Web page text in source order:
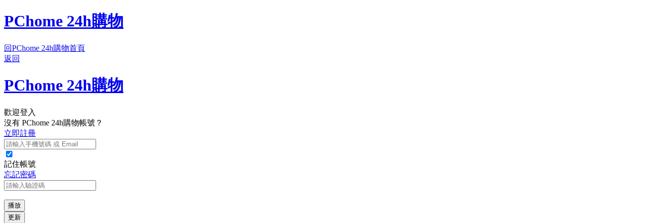
PChome 24h購物
回PChome 24h購物首頁
返回
PChome 24h購物
歡迎登入
沒有 PChome 24h購物帳號？
立即註冊
記住帳號
忘記密碼
播放
更新